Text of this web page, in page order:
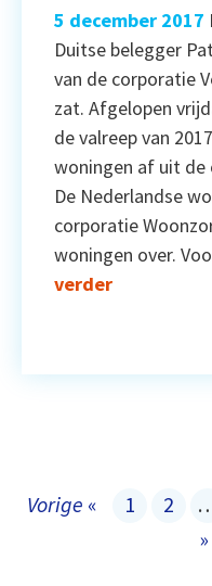
5 december 2017
Duitse belegger
van de corporatie
zat. Afgelopen
de valreep van
woningen af uit de
De Nederlandse
corporatie
woningen over.
verder
Vorige « 1 2
»